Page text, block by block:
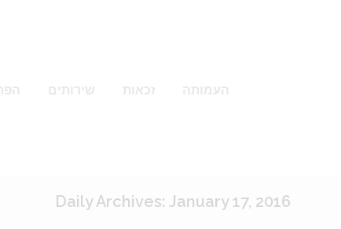
העמותה זכאות שירותים
Daily Archives: January 17, 2016